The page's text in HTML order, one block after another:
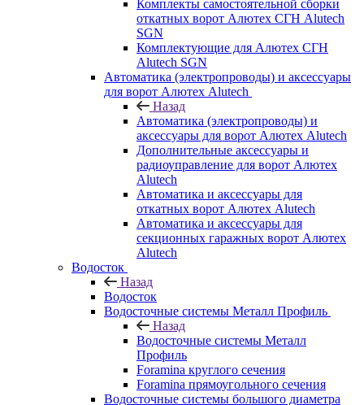
Комплекты самостоятельной сборки
откатных ворот Алютех СГН Alutech
SGN
Комплектующие для Алютех СГН
Alutech SGN
Автоматика (электропроводы) и аксессуары
для ворот Алютех Alutech
Назад
Автоматика (электропроводы) и
аксессуары для ворот Алютех Alutech
Дополнительные аксессуары и
радиоуправление для ворот Алютех
Alutech
Автоматика и аксессуары для
откатных ворот Алютех Alutech
Автоматика и аксессуары для
секционных гаражных ворот Алютех
Alutech
Водосток
Назад
Водосток
Водосточные системы Металл Профиль
Назад
Водосточные системы Металл
Профиль
Foramina круглого сечения
Foramina прямоугольного сечения
Водосточные системы большого диаметра